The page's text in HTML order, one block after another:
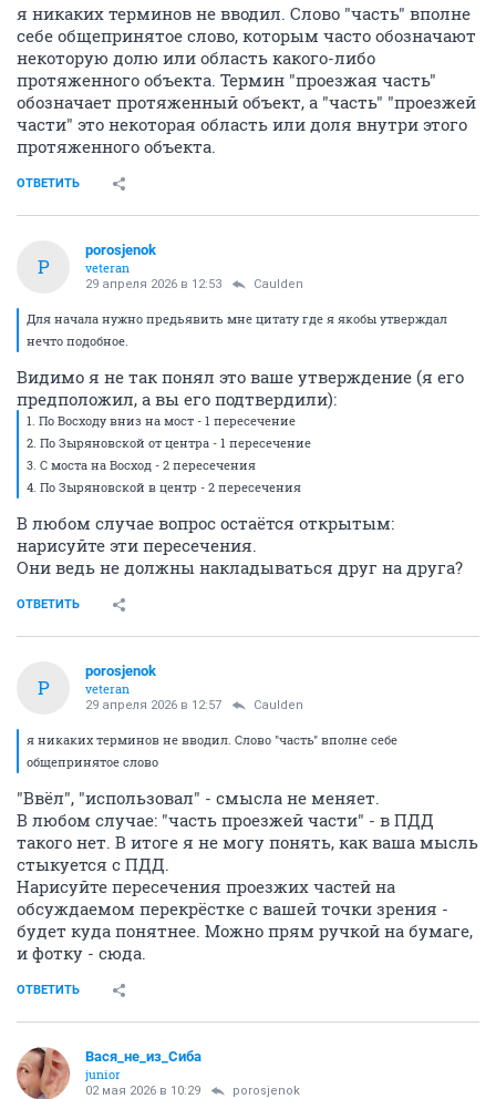
я никаких терминов не вводил. Слово "часть" вполне
себе общепринятое слово, которым часто обозначают
некоторую долю или область какого-либо
протяженного объекта. Термин "проезжая часть"
обозначает протяженный объект, а "часть" "проезжей
части" это некоторая область или доля внутри этого
протяженного объекта.
ОТВЕТИТЬ
P
porosjenok
veteran
29 апреля 2026 в 12:53 Caulden
Для начала нужно предьявить мне цитату где я якобы утверждал
нечто подобное.
Видимо я не так понял это ваше утверждение (я его
предположил, а вы его подтвердили):
1. По Восходу вниз на мост - 1 пересечение
2. По Зыряновской от центра - 1 пересечение
3. С моста на Восход - 2 пересечения
4. По Зыряновской в центр - 2 пересечения
В любом случае вопрос остаётся открытым:
нарисуйте эти пересечения.
Они ведь не должны накладываться друг на друга?
ОТВЕТИТЬ
P
porosjenok
veteran
29 апреля 2026 в 12:57 Caulden
я никаких терминов не вводил. Слово "часть" вполне себе
общепринятое слово
"Ввёл", "использовал" - смысла не меняет.
В любом случае: "часть проезжей части" - в ПДД
такого нет. В итоге я не могу понять, как ваша мысль
стыкуется с ПДД.
Нарисуйте пересечения проезжих частей на
обсуждаемом перекрёстке с вашей точки зрения -
будет куда понятнее. Можно прям ручкой на бумаге,
и фотку - сюда.
ОТВЕТИТЬ
Вася_не_из_Сиба
junior
02 мая 2026 в 10:29 porosjenok